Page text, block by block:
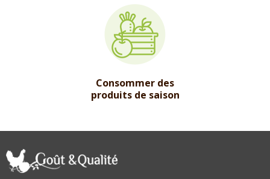
Consommer des
produits de saison